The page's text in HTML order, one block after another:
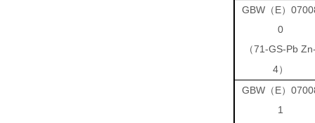
GBW（E）
0
（71-GS-Pb
4）
GBW（E）
1